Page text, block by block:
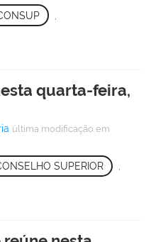
quarta-feira,
última modificação em
SUPERIOR